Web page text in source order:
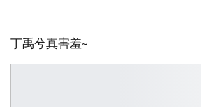
丁禹兮真害羞~